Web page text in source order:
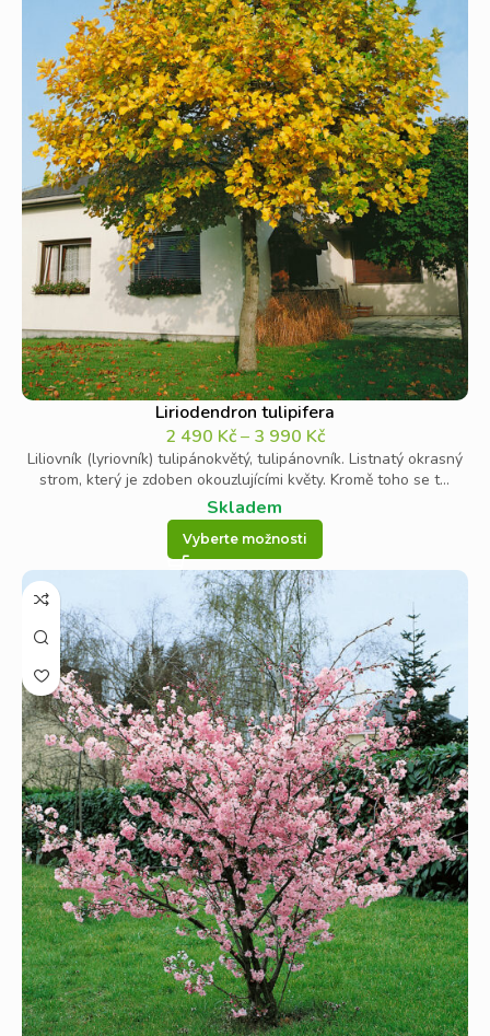
Liriodendron tulipifera
2 490 Kč– 3 990 Kč
Liliovník (lyriovník) tulipánokvětý, tulipánovník. Listnatý okrasný
strom, který je zdoben okouzlujícími květy. Kromě toho se t...
Skladem
Vyberte možnosti